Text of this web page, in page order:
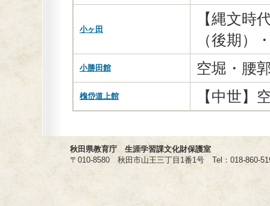
小ヶ田
【縄文時
（後期）
小勝田館 空堀・腰
槐岱道上館 【中世】
秋田県教育庁 生涯学習課文化財保護室
〒010-8580 秋田市山王三丁目1番1号 Tel：018-860-